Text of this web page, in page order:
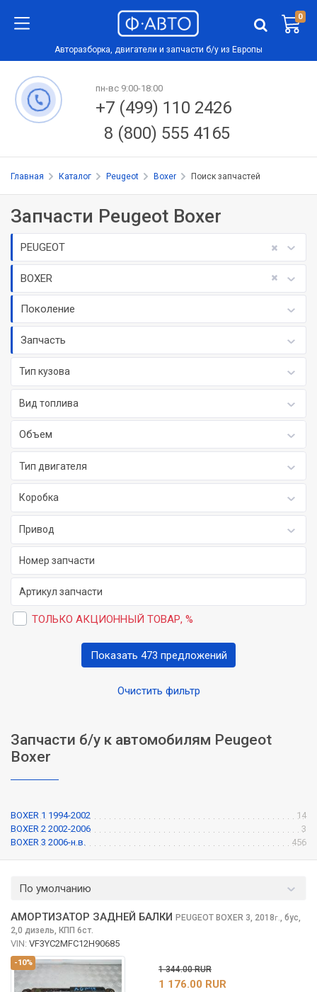
0
Авторазборка, двигатели и запчасти б/у из Европы
пн-вс 9:00-18:00
+7 (499) 110 2426
8 (800) 555 4165
Главная Каталог Peugeot Boxer Поиск запчастей
Запчасти Peugeot Boxer
PEUGEOT
BOXER
Поколение
Запчасть
Тип кузова
Вид топлива
Объем
Тип двигателя
Коробка
Привод
ТОЛЬКО АКЦИОННЫЙ ТОВАР, %
Очистить фильтр
Показать 473 предложений
Запчасти б/у к автомобилям Peugeot
Boxer
BOXER 1 1994-2002
14
BOXER 2 2002-2006
3
BOXER 3 2006-н.в.
456
По умолчанию
-10%
АМОРТИЗАТОР ЗАДНЕЙ БАЛКИ PEUGEOT BOXER 3, 2018г., бус,
2,0 дизель, КПП 6ст.
VIN: VF3YC2MFC12H90685
1 344.00 RUR
1 176.00 RUR